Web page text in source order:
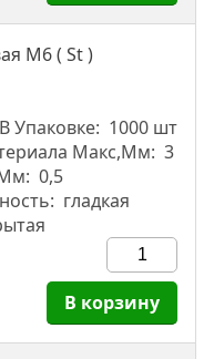
M6 ( St )
В Упаковке: 1000 шт
Макс,мм: 3
0,5
гладкая
В корзину